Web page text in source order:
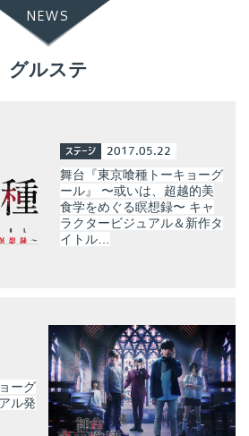
NEWS
グルステ
ステージ 2017.05.22
舞台『東京喰種トーキョーグ
ール』 〜或いは、超越的美
食学をめぐる瞑想録〜 キャ
ラクタービジュアル＆新作タ
イトル…
ーグ
ル発